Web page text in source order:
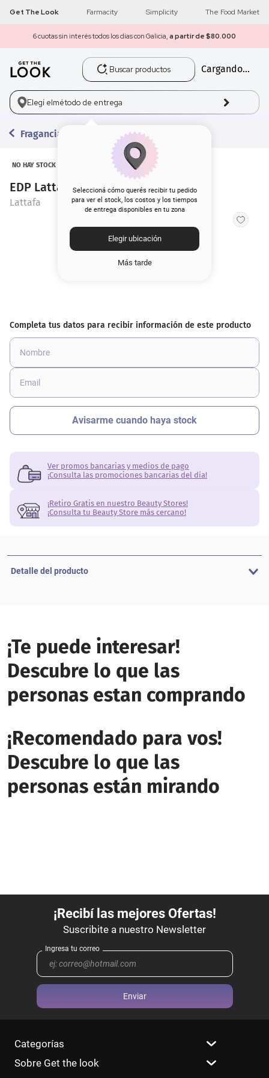
Get The Look Farmacity Simplicity The Food Market
6 cuotas sin interés todos los días con Galicia, a partir de $80.000
Buscar productos
Cargando...
Elegí elmétodo de entrega
Seleccioná cómo querés recibir tu pedido
para ver el stock, los costos y los tiempos
de entrega disponibles en tu zona
Elegir ubicación
Más tarde
Fragancias
NO HAY STOCK
EDP Lattafa Eclaire x 100 ml
Lattafa
Ver promos bancarias y medios de pago
¡Consulta las promociones bancarias del día!
¡Retiro Gratis en nuestro Beauty Stores!
¡Consulta tu Beauty Store más cercano!
Detalle del producto
¡Te puede interesar!
Descubre lo que las
personas estan comprando
¡Recomendado para vos!
Descubre lo que las
personas están mirando
Enviar
Categorías
Sobre Get the look
1 get the look
2 máscara pestañas
3.
5. corrector
10. labial